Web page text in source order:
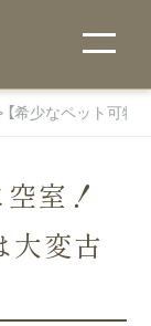
詳細条件で探
ウィークリー
フィットネス
【希少なペット可物
室！
大変古